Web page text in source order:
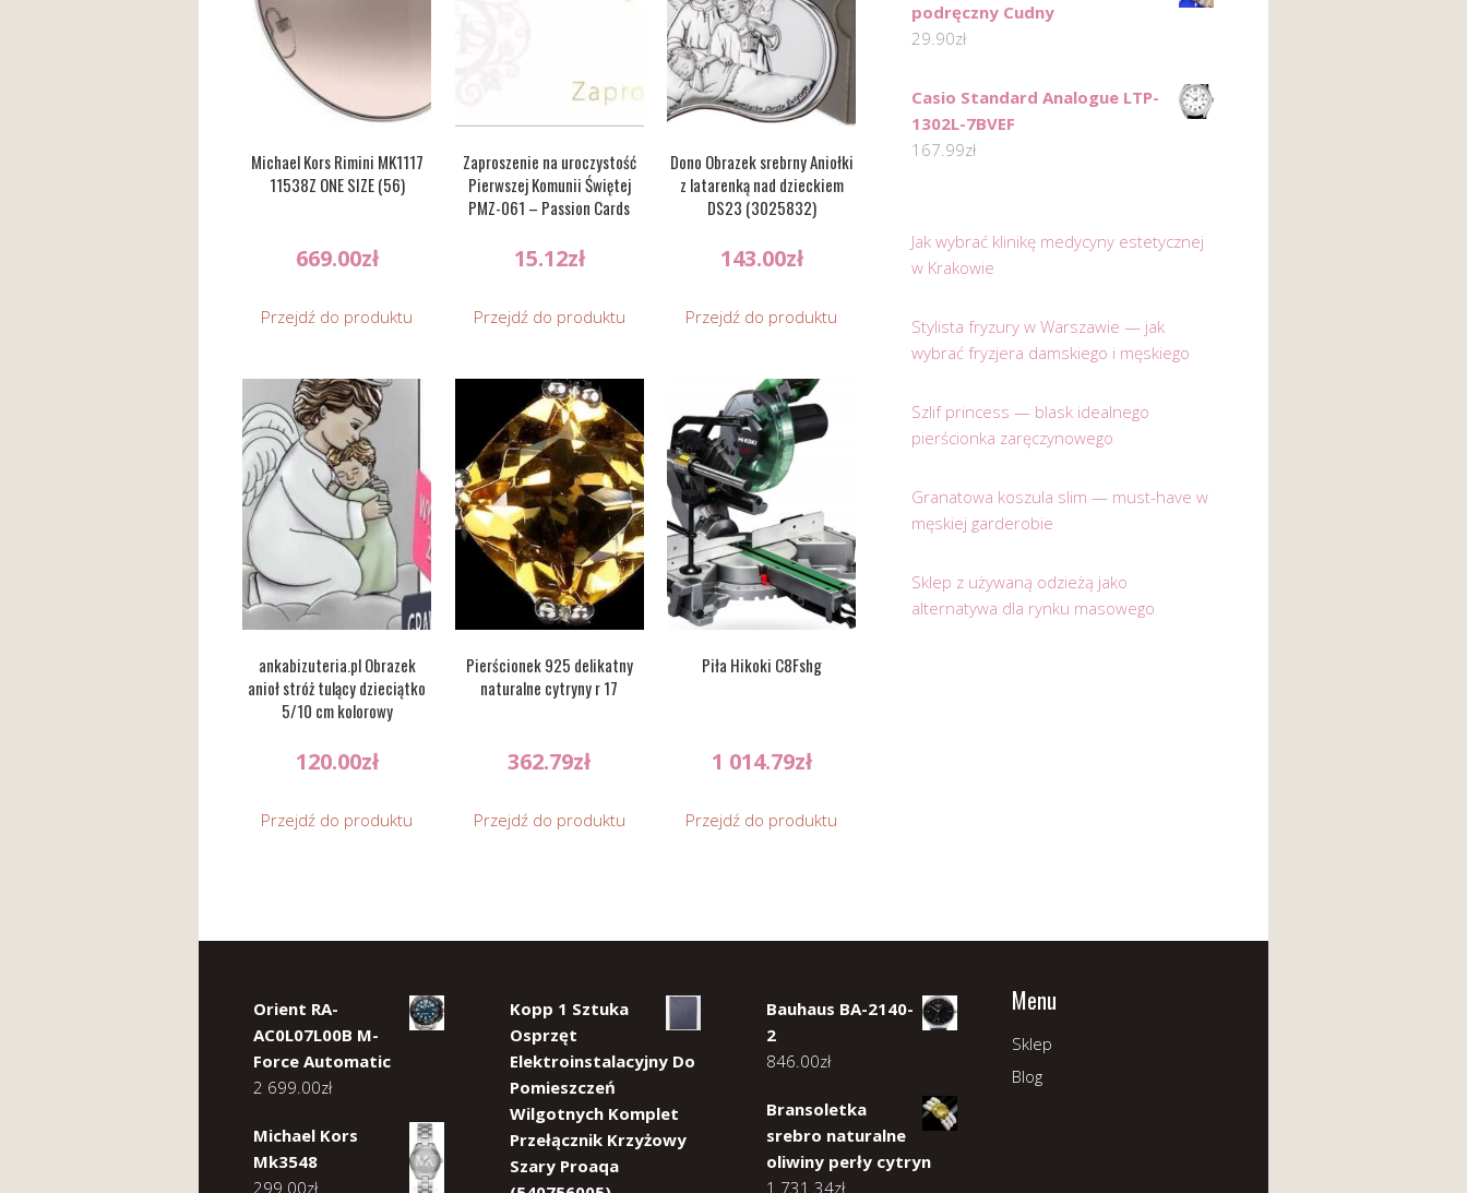
Michael Kors Rimini MK1117
11538Z ONE SIZE (56)
669.00zł
Przejdź do produktu
Zaproszenie na uroczystość
Pierwszej Komunii Świętej
PMZ-061 – Passion Cards
15.12zł
Przejdź do produktu
Dono Obrazek srebrny Aniołki
z latarenką nad dzieckiem
DS23 (3025832)
143.00zł
Przejdź do produktu
ankabizuteria.pl Obrazek
anioł stróż tulący dzieciątko
5/10 cm kolorowy
120.00zł
Przejdź do produktu
Pierścionek 925 delikatny
naturalne cytryny r 17
362.79zł
Przejdź do produktu
Piła Hikoki C8Fshg
1 014.79zł
Przejdź do produktu
podręczny Cudny
29.90zł
Casio Standard Analogue LTP-
1302L-7BVEF
167.99zł
Jak wybrać klinikę medycyny estetycznej
w Krakowie
Stylista fryzury w Warszawie — jak
wybrać fryzjera damskiego i męskiego
Szlif princess — blask idealnego
pierścionka zaręczynowego
Granatowa koszula slim — must-have w
męskiej garderobie
Sklep z używaną odzieżą jako
alternatywa dla rynku masowego
Orient RA-
AC0L07L00B M-
Force Automatic
2 699.00zł
Michael Kors
Mk3548
299.00zł
Kopp 1 Sztuka
Osprzęt
Elektroinstalacyjny Do
Pomieszczeń
Wilgotnych Komplet
Przełącznik Krzyżowy
Szary Proaqa
Bauhaus BA-2140-
2
846.00zł
Bransoletka
srebro naturalne
oliwiny perły cytryn
1 731.34zł
Menu
Sklep
Blog